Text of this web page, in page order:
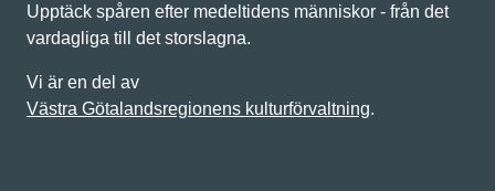
Upptäck spåren efter medeltidens människor - från det
vardagliga till det storslagna.
Vi är en del av
Västra Götalandsregionens kulturförvaltning.